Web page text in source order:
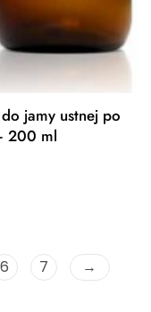
jamy ustnej po
200 ml
6 7 →